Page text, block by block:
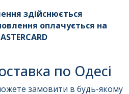
здійснюється
оплачується на
по Одесі
замовити в будь-якому